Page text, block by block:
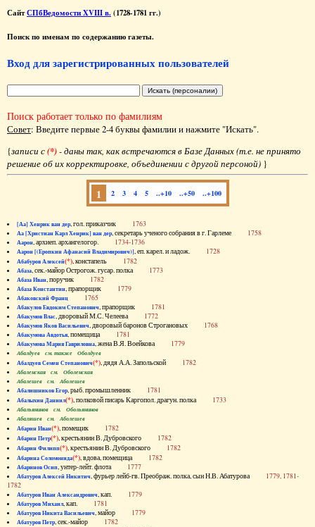
СайтСПбВедомости XVIII в. (1728-1781 гг.)
Поиск по именам по содержанию газеты.
Вход для зарегистрированных пользователей
Поиск работает только по фамилиям
Совет: Введите первые 2-4 буквы фамилии и нажмите "Искать".
{записи с(*)- даны так, как встречаются в Базе Данных (т.е. не принято
решение об их корректировке, объединении с другой персоной) }
1 2 3 4 5 ..+10 ..+50 ..+100
[Аа] Хенрик ван дер, гол. приказчик 1763
Аа [Христиан Карл Хенрик] ван дер, секретарь ученого собрания в г. Гарлеме 1758
Аарон, архиеп. архангелогор. 1734-1736
Аарон [(Еропкин Афанасий Владимирович)], еп. карел. и ладож. 1728
Абабуров Алексей(*), констапель 1782
Абаза, сек.-майор Острогож. гусар. полка 1773
Абаза Иван, поручик 1782
Абаза Константин, прапорщик 1779
Абаковский Франц 1765
Абакулов Евдоким Степанович, прапорщик 1781
Абакумов Влас, дворовый М.С. Челеева 1772
Абакумов Яков Васильевич, дворовый баронов Строгановых 1768
Абакумова Авдотья, помещица 1781
Абакумова Мария Гавриловна, жена В.Я. Воейкова 1779
Абалдуев см. также Оболдуев
Абалдуев Семен Степанович(*), дядя А.А. Запольской 1782
Абаленская см. Оболенская
Абалешев см. Аболешев
Абалишников Егор, рыб. промышленник 1781
Абалыхин Даниил(*), полковой писарь Каргопол. драгун. полка 1733
Абальянинов см. Обольянинов
Абаляшев см. Аболешев
Абарин Иван(*), помещик 1782
Абарин Петр(*), крестьянин В. Дубровского 1782
Абарин Филипп(*), крестьянин В. Дубровского 1782
Абарина Соломонида(*), вдова, помещица 1782
Абаринов Осип, унтер-лейт. флота 1777
Абатуров Алексей Никитич, фурьер лейб-гв. Преображ. полка, сын Н.В. Абатурова 1779, 1781-
1782
Абатуров Иван Александрович, кап. 1779
Абатуров Михаил, кап. 1781
Абатуров Никита Васильевич, майор 1779
Абатуров Петр, сек.-майор 1782